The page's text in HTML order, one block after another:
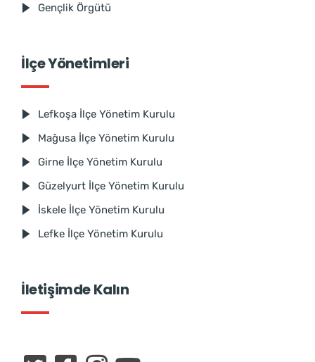
Gençlik Örgütü
İlçe Yönetimleri
Lefkoşa İlçe Yönetim Kurulu
Mağusa İlçe Yönetim Kurulu
Girne İlçe Yönetim Kurulu
Güzelyurt İlçe Yönetim Kurulu
İskele İlçe Yönetim Kurulu
Lefke İlçe Yönetim Kurulu
İletişimde Kalın